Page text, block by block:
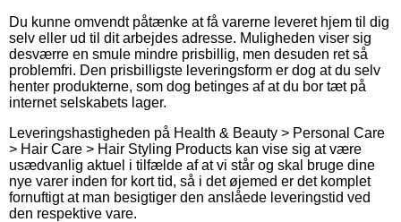
Du kunne omvendt påtænke at få varerne leveret hjem til dig
selv eller ud til dit arbejdes adresse. Muligheden viser sig
desværre en smule mindre prisbillig, men desuden ret så
problemfri. Den prisbilligste leveringsform er dog at du selv
henter produkterne, som dog betinges af at du bor tæt på
internet selskabets lager.
Leveringshastigheden på Health & Beauty > Personal Care
> Hair Care > Hair Styling Products kan vise sig at være
usædvanlig aktuel i tilfælde af at vi står og skal bruge dine
nye varer inden for kort tid, så i det øjemed er det komplet
fornuftigt at man besigtiger den anslåede leveringstid ved
den respektive vare.